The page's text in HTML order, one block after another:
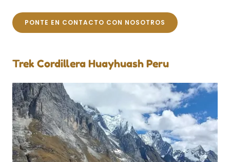
PONTE EN CONTACTO CON NOSOTROS
Trek Cordillera Huayhuash Peru